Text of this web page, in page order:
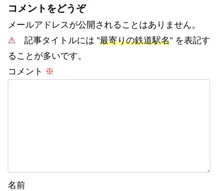
コメントをどうぞ
メールアドレスが公開されることはありません。
⚠ 記事タイトルには ”最寄りの鉄道駅名” を表記す
ることが多いです。
コメント ※
名前